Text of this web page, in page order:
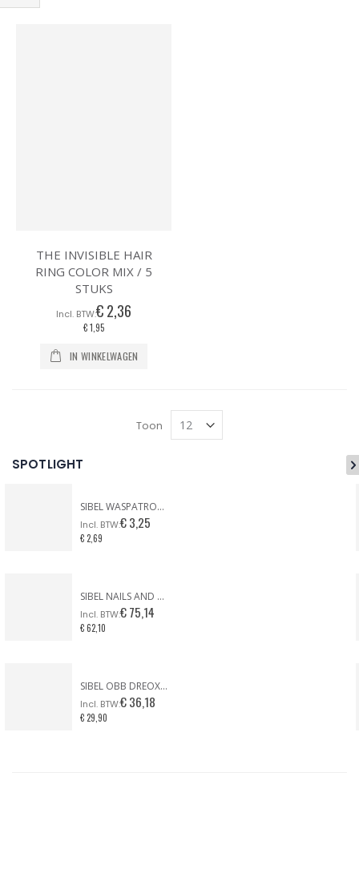
THE INVISIBLE HAIR
RING COLOR MIX / 5
STUKS
€ 2,36
€ 1,95
IN WINKELWAGEN
Toon
Filteren
SPOTLIGHT
SIBEL WASPATROON BREDE KOP GEZICHT & LICHAAM
€ 3,25
€ 2,69
SIBEL NAILS AND MORE ZEBRA CASE
€ 75,14
€ 62,10
SIBEL OBB DREOX FÖHN PURPLE TONIC LIMITED EDITION
€ 36,18
€ 29,90